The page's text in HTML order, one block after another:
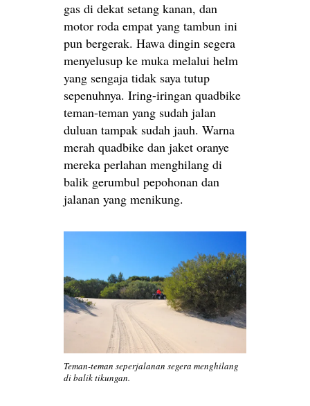
gas di dekat setang kanan, dan
motor roda empat yang tambun ini
pun bergerak. Hawa dingin segera
menyelusup ke muka melalui helm
yang sengaja tidak saya tutup
sepenuhnya. Iring-iringan quadbike
teman-teman yang sudah jalan
duluan tampak sudah jauh. Warna
merah quadbike dan jaket oranye
mereka perlahan menghilang di
balik gerumbul pepohonan dan
jalanan yang menikung.
Teman-teman seperjalanan segera menghilang
di balik tikungan.